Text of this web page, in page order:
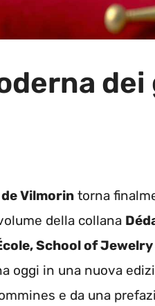
dei
Vilmorin torna
della collana
School of
oggi in una nuova
e da una